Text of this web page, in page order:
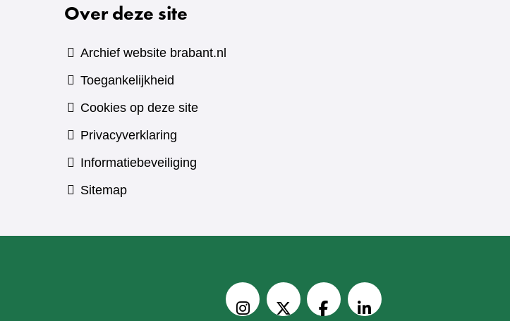
Over deze site
Archief website brabant.nl
Toegankelijkheid
Cookies op deze site
Privacyverklaring
Informatiebeveiliging
Sitemap